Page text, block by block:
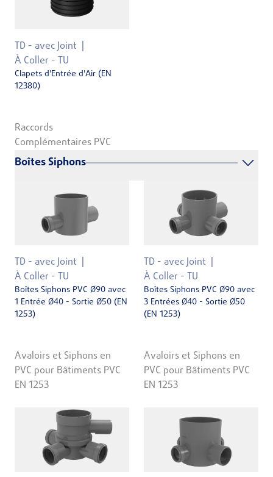
TD - avec Joint
À Coller - TU
Clapets d'Entrée d'Air (EN
12380)
Raccords
Complémentaires PVC
Boîtes Siphons
TD - avec Joint
À Coller - TU
Boîtes Siphons PVC Ø90 avec
1 Entrée Ø40 - Sortie Ø50 (EN
1253)
Avaloirs et Siphons en
PVC pour Bâtiments PVC
EN 1253
TD - avec Joint
À Coller - TU
Boîtes Siphons PVC Ø90 avec
3 Entrées Ø40 - Sortie Ø50
(EN 1253)
Avaloirs et Siphons en
PVC pour Bâtiments PVC
EN 1253